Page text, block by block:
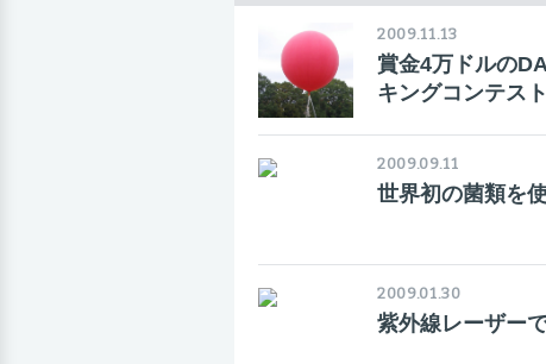
2009.11.13
賞金4万ドルの
キングコンテスト
2009.09.11
世界初の菌類を
2009.01.30
紫外線レーザー